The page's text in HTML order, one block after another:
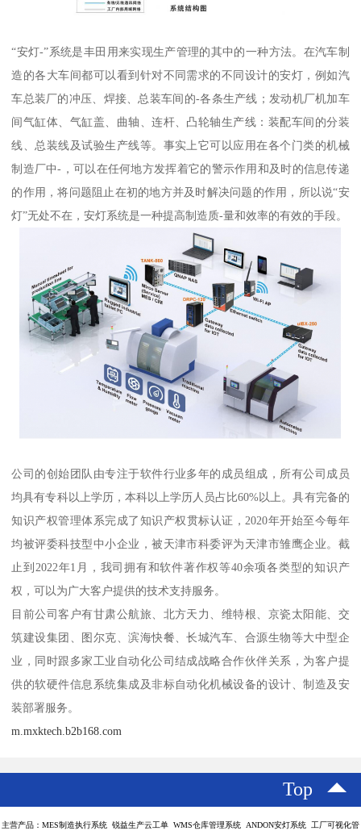
“安灯-”系统是丰田用来实现生产管理的其中的一种方法。在汽车制
造的各大车间都可以看到针对不同需求的不同设计的安灯，例如汽
车总装厂的冲压、焊接、总装车间的-各条生产线；发动机厂机加车
间气缸体、气缸盖、曲轴、连杆、凸轮轴生产线：装配车间的分装
线、总装线及试验生产线等。事实上它可以应用在各个门类的机械
制造厂中-，可以在任何地方发挥着它的警示作用和及时的信息传递
的作用，将问题阻止在初的地方并及时解决问题的作用，所以说“安
灯”无处不在，安灯系统是一种提高制造质-量和效率的有效的手段。
公司的创始团队由专注于软件行业多年的成员组成，所有公司成员
均具有专科以上学历，本科以上学历人员占比60%以上。具有完备的
知识产权管理体系完成了知识产权贯标认证，2020年开始至今每年
均被评委科技型中小企业，被天津市科委评为天津市雏鹰企业。截
止到2022年1月，我司拥有和软件著作权等40余项各类型的知识产
权，可以为广大客户提供的技术支持服务。
目前公司客户有甘肃公航旅、北方天力、维特根、京瓷太阳能、交
筑建设集团、图尔克、滨海快餐、长城汽车、合源生物等大中型企
业，同时跟多家工业自动化公司结成战略合作伙伴关系，为客户提
供的软硬件信息系统集成及非标自动化机械设备的设计、制造及安
装部署服务。
m.mxktech.b2b168.com
Top
主营产品：MES制造执行系统 锐益生产云工单 WMS仓库管理系统 ANDON安灯系统 工厂可视化管